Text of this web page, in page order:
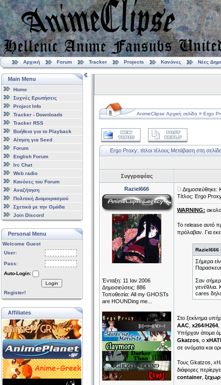
Αρχική Forum Tracker Projects Κανόνες Νέες
Main Menu
Home
Συχνές Ερωτήσεις
Project Info
Tracker - Downloads
Tracker RSS
Βοήθεια για το Playback
Αίτηση για Seed
Forum
English Forum
Irc Chat
Web radio
Κανόνες του Forum
Αναζήτηση
Πολιτική Διαμοιρασμού
Σχετικά με την Ομάδα
Join Discord
Personal Menu
Welcome Guest
User:
Pass:
Auto-Login:
Login
Register!
Affiliates
AnimeClipse Αρχική σελίδα » Ergo
Ergo Proxy: τίτλοι τέλους Μετάβαση στη
Συγγραφέας
Raziel666
Ένταξη: 11 Ιαν 2006
Δημοσιεύσεις: 886
Τοποθεσία: All my GHOSTs
are HOUNDing me...
Δημοσιεύθηκε:
Τίτλος: Ergo
WARNING:
Το release αυτό
πρόλαβαν. Για
Raziel666
Σήμερα
Σαν
γενέθλια.
cares
Στο ξεκίνημα
AAC x264/H264
Υπήρχαν άτομα
Gkatzos , ο
σε ονόματα και
Τους Gkatzos,
διάφορες
container,